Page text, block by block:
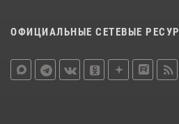
ОФИЦИАЛЬНЫЕ СЕТЕВЫЕ